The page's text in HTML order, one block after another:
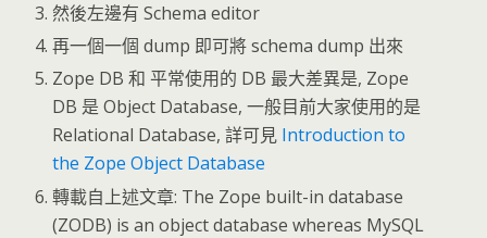
然後左邊有 Schema editor
再一個一個 dump 即可將 schema dump 出來
Zope DB 和 平常使用的 DB 最大差異是, Zope
DB 是 Object Database, 一般目前大家使用的是
Relational Database, 詳可見 Introduction to
the Zope Object Database
轉載自上述文章: The Zope built-in database
(ZODB) is an object database whereas MySQL